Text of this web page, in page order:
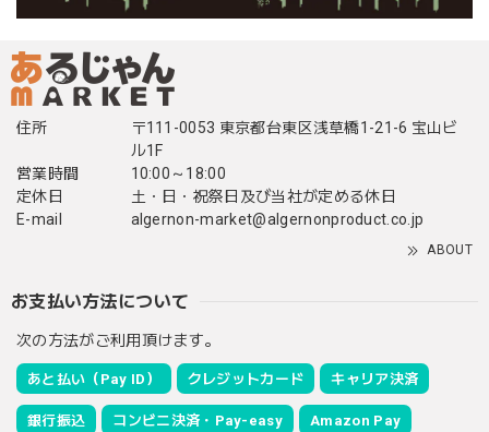
住所
〒111-0053 東京都台東区浅草橋1-21-6 宝山ビ
ル1F
営業時間
10:00～18:00
定休日
土・日・祝祭日及び当社が定める休日
E-mail
algernon-market@algernonproduct.co.jp
ABOUT
お支払い方法について
次の方法がご利用頂けます。
あと払い（Pay ID） クレジットカード キャリア決済
銀行振込 コンビニ決済・Pay-easy Amazon Pay